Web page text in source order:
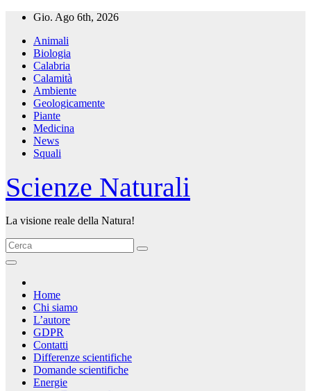
Salta
contenuto
Gio. Ago 6th, 2026
Animali
Biologia
Calabria
Calamità
Ambiente
Geologicamente
Piante
Medicina
News
Squali
Scienze Naturali
La visione reale della Natura!
Home
Chi siamo
L’autore
GDPR
Contatti
Differenze scientifiche
Domande scientifiche
Energie